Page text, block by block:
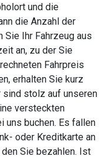
und die
die Anzahl der
Sie Ihr Fahrzeug aus
an, zu der Sie
Fahrpreis
erhalten Sie kurz
sind stolz auf unseren
versteckten
uns buchen. Es fallen
oder Kreditkarte an
Sie bezahlen. Ist